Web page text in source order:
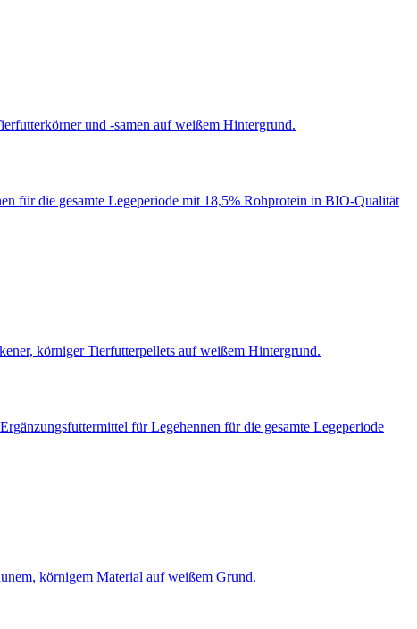
für die gesamte Legeperiode mit 18,5% Rohprotein in BIO-Qualität
für Legehennen für die gesamte Legeperiode